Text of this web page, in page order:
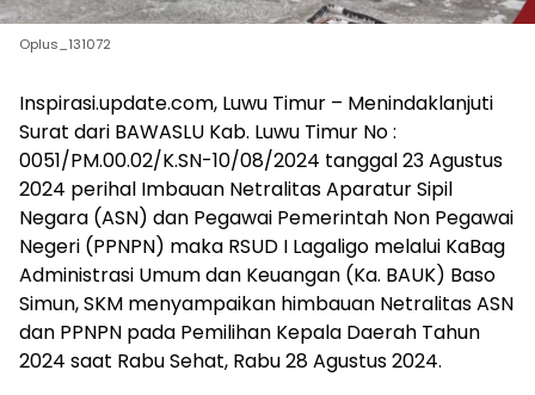
Oplus_131072
Inspirasi.update.com, Luwu Timur – Menindaklanjuti
Surat dari BAWASLU Kab. Luwu Timur No :
0051/PM.00.02/K.SN-10/08/2024 tanggal 23 Agustus
2024 perihal Imbauan Netralitas Aparatur Sipil
Negara (ASN) dan Pegawai Pemerintah Non Pegawai
Negeri (PPNPN) maka RSUD I Lagaligo melalui KaBag
Administrasi Umum dan Keuangan (Ka. BAUK) Baso
Simun, SKM menyampaikan himbauan Netralitas ASN
dan PPNPN pada Pemilihan Kepala Daerah Tahun
2024 saat Rabu Sehat, Rabu 28 Agustus 2024.